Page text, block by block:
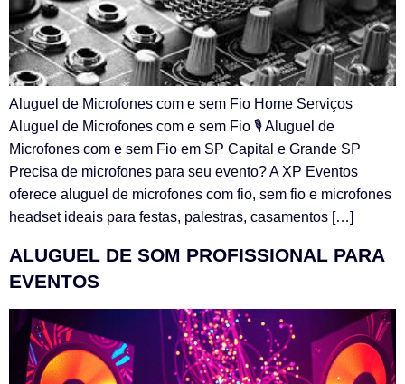
Aluguel de Microfones com e sem Fio Home Serviços
Aluguel de Microfones com e sem Fio 🎙️ Aluguel de
Microfones com e sem Fio em SP Capital e Grande SP
Precisa de microfones para seu evento? A XP Eventos
oferece aluguel de microfones com fio, sem fio e microfones
headset ideais para festas, palestras, casamentos […]
ALUGUEL DE SOM PROFISSIONAL PARA
EVENTOS